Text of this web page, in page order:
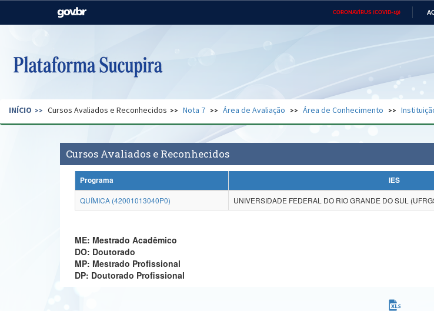
CORONAVÍRUS (COVID-19)
Casa Civil Ministério
Pecuária e Abastecimento
Ministério do Desenvolvimento
Regional
Secretaria de Governo Gabinete de Segurança Advocacia-Geral da União Banco
INÍCIO Cursos Avaliados e Reconhecidos Nota 7 Área de Avaliação Área de Conhecimento
Cursos Avaliados e Reconhecidos
Programa IES
QUÍMICA (42001013040P0)
UNIVERSIDADE FEDERAL DO RIO GRANDE DO SUL
ME: Mestrado Acadêmico
DO: Doutorado
MP: Mestrado Profissional
DP: Doutorado Profissional